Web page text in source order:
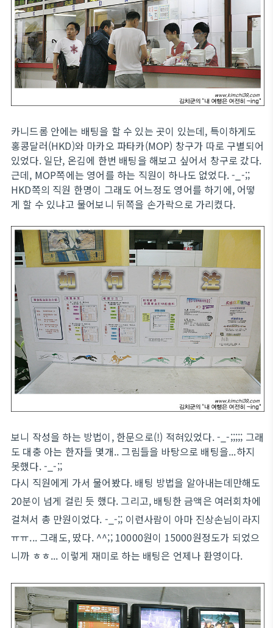
카니드롬 안에는 배팅을 할 수 있는 곳이 있는데, 특이하게도
홍콩달러(HKD)와 마카오 파타카(MOP) 창구가 따로 구별되어
있었다. 일단, 온김에 한번 배팅을 해보고 싶어서 창구로 갔다.
근데, MOP쪽에는 영어를 하는 직원이 하나도 없었다. -_-;;
HKD쪽의 직원 한명이 그래도 어느정도 영어를 하기에, 어떻
게 할 수 있냐고 물어보니 뒤쪽을 손가락으로 가리켰다.
보니 작성을 하는 방법이, 한문으로(!) 적혀있었다. -_-;;;;; 그래
도 대충 아는 한자들 몇개.. 그림들을 바탕으로 배팅을...하지
못했다. -_-;;
다시 직원에게 가서 물어봤다. 배팅 방법을 알아내는데만해도
20분이 넘게 걸린 듯 했다. 그리고, 배팅한 금액은 여러회차에
걸쳐서 총 만원이었다. -_-;; 이런사람이 아마 진상손님이라지
ㅠㅠ... 그래도, 땄다. ^^;; 10000원이 15000원정도가 되었으
니까 ㅎㅎ... 이렇게 재미로 하는 배팅은 언제나 환영이다.